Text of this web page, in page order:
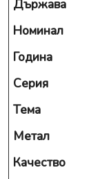
Държава
Номинал
Година
Серия
Тема
Метал
Качество